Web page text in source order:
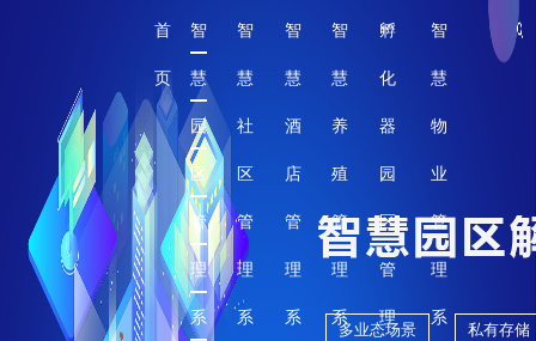
首
页
智
慧
园
区
管
理
系
智
慧
社
区
管
理
系
智
慧
酒
店
管
理
系
智
慧
养
殖
管
理
系
孵
化
器
园
区
管
理
智
慧
物
业
管
理
系
多业态场景 私有存储